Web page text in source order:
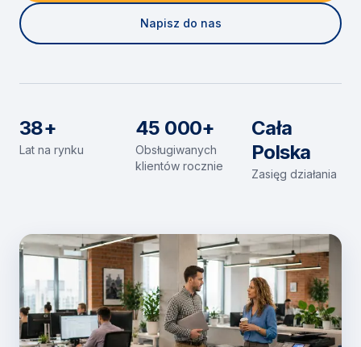
Napisz do nas
38+
Lat na rynku
45 000+
Obsługiwanych
klientów rocznie
Cała
Polska
Zasięg działania